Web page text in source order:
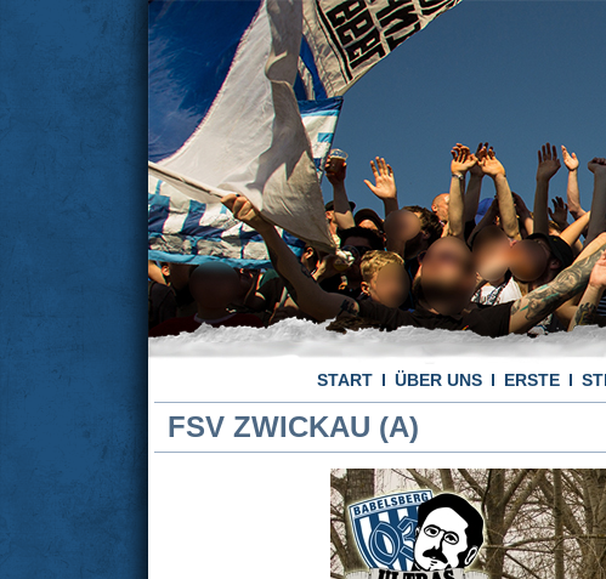
START ÜBER UNS ERSTE
FSV ZWICKAU (A)